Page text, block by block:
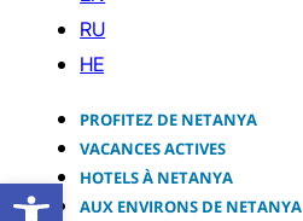
Ouvrir la barre d’outils
PROFITEZ DE NETANYA
VACANCES ACTIVES
HOTELS À NETANYA
AUX ENVIRONS DE NETANYA